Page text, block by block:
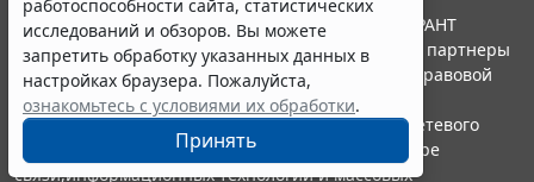
работоспособности сайта, статистических
исследований и обзоров. Вы можете
запретить обработку указанных данных в
настройках браузера. Пожалуйста,
ознакомьтесь с условиями их обработки.
Принять
© ООО "НПП "ГАРАНТ-СЕРВИС", 2026. Система ГАРАНТ
выпускается с 1990 года. Компания "Гарант" и ее партнеры
являются участниками Российской ассоциации правовой
информации ГАРАНТ.
Портал ГАРАНТ.РУ зарегистрирован в качестве сетевого
издания Федеральной службой по надзору в сфере
связи,информационных технологий и массовых